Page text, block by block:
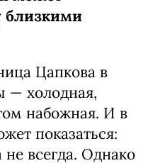
близкими
Цапкова в
— холодная,
набожная. И в
показаться:
всегда. Однако